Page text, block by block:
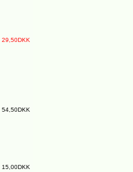
29,50DKK
54,50DKK
15,00DKK